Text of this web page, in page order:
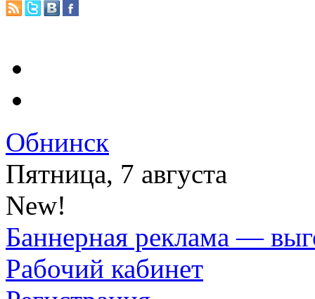
Обнинск
Пятница, 7 августа
New!
Баннерная реклама —
Рабочий кабинет